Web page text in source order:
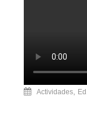
Actividades